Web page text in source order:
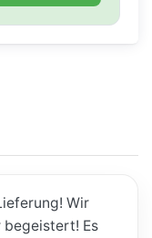
Wir
begeistert! Es